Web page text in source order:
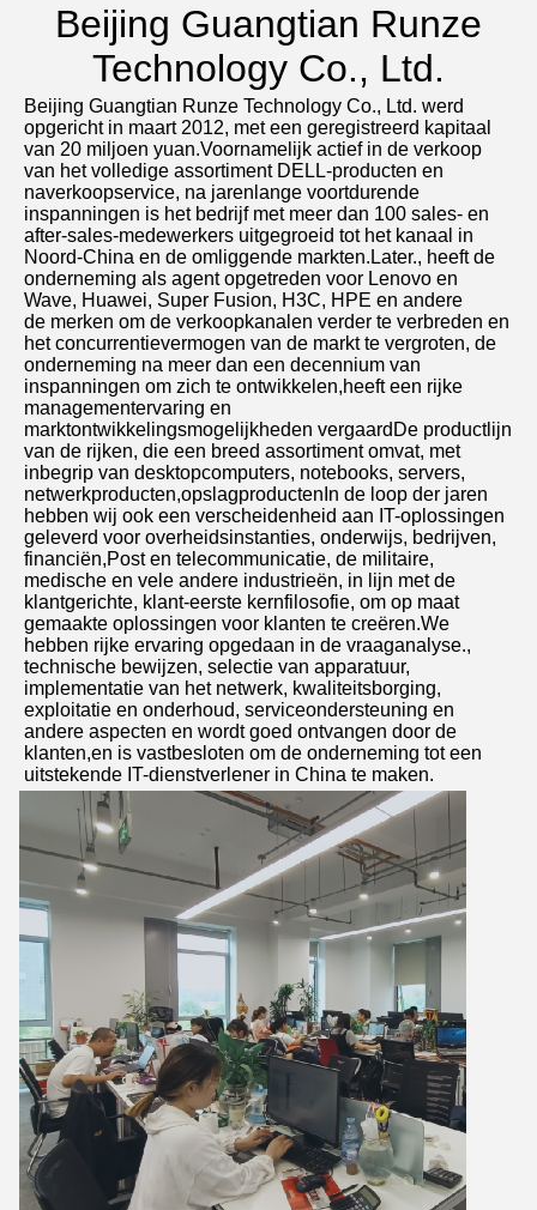
Beijing Guangtian Runze
Technology Co., Ltd.
Beijing Guangtian Runze Technology Co., Ltd. werd
opgericht in maart 2012, met een geregistreerd kapitaal
van 20 miljoen yuan.Voornamelijk actief in de verkoop
van het volledige assortiment DELL-producten en
naverkoopservice, na jarenlange voortdurende
inspanningen is het bedrijf met meer dan 100 sales- en
after-sales-medewerkers uitgegroeid tot het kanaal in
Noord-China en de omliggende markten.Later., heeft de
onderneming als agent opgetreden voor Lenovo en
Wave, Huawei, Super Fusion, H3C, HPE en andere
de merken om de verkoopkanalen verder te verbreden en
het concurrentievermogen van de markt te vergroten, de
onderneming na meer dan een decennium van
inspanningen om zich te ontwikkelen,heeft een rijke
managementervaring en
marktontwikkelingsmogelijkheden vergaardDe productlijn
van de rijken, die een breed assortiment omvat, met
inbegrip van desktopcomputers, notebooks, servers,
netwerkproducten,opslagproductenIn de loop der jaren
hebben wij ook een verscheidenheid aan IT-oplossingen
geleverd voor overheidsinstanties, onderwijs, bedrijven,
financiën,Post en telecommunicatie, de militaire,
medische en vele andere industrieën, in lijn met de
klantgerichte, klant-eerste kernfilosofie, om op maat
gemaakte oplossingen voor klanten te creëren.We
hebben rijke ervaring opgedaan in de vraaganalyse.,
technische bewijzen, selectie van apparatuur,
implementatie van het netwerk, kwaliteitsborging,
exploitatie en onderhoud, serviceondersteuning en
andere aspecten en wordt goed ontvangen door de
klanten,en is vastbesloten om de onderneming tot een
uitstekende IT-dienstverlener in China te maken.